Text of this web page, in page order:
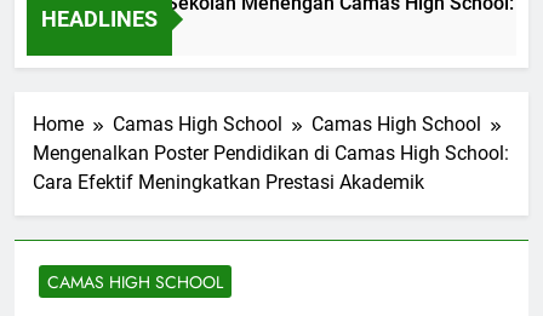
HEADLINES
Home Camas High School
Camas High School
Mengenalkan Poster Pendidikan di Camas High School:
Cara Efektif Meningkatkan Prestasi Akademik
CAMAS HIGH SCHOOL